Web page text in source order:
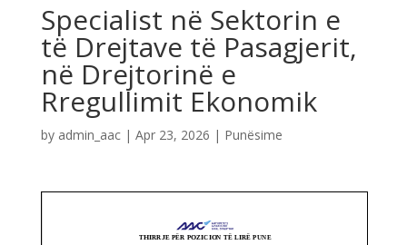
Specialist në Sektorin e
të Drejtave të Pasagjerit,
në Drejtorinë e
Rregullimit Ekonomik
by admin_aac| Apr 23, 2026 | Punësime